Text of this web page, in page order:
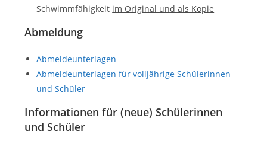
Schwimmfähigkeit im Original und als Kopie
Abmeldung
Abmeldeunterlagen
Abmeldeunterlagen für volljährige Schülerinnen
und Schüler
Informationen für (neue) Schülerinnen
und Schüler